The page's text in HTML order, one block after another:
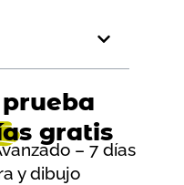
gratis
– 7 días
y dibujo